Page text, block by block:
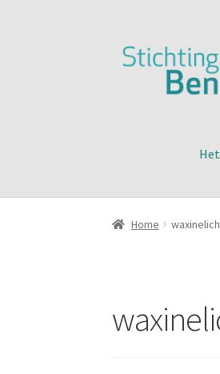
door
naar
naar
de
Home